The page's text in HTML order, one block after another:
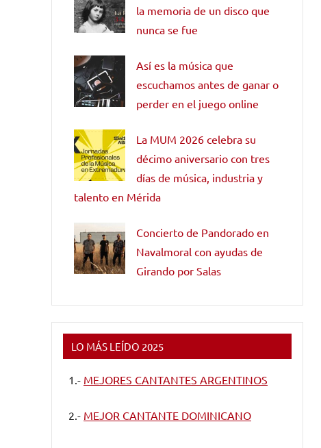
la memoria de un disco que
nunca se fue
Así es la música que
escuchamos antes de ganar o
perder en el juego online
La MUM 2026 celebra su
décimo aniversario con tres
días de música, industria y
talento en Mérida
Concierto de Pandorado en
Navalmoral con ayudas de
Girando por Salas
LO MÁS LEÍDO 2025
1.- MEJORES CANTANTES ARGENTINOS
2.- MEJOR CANTANTE DOMINICANO